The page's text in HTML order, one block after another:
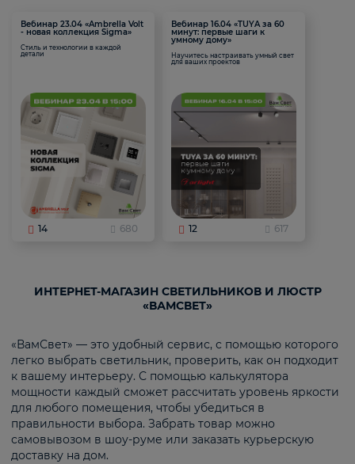
Вебинар 23.04 «Ambrella Volt
- новая коллекция Sigma»
Стиль и технологии в каждой
детали
14 680
Вебинар 16.04 «TUYA за 60
минут: первые шаги к
умному дому»
Научитесь настраивать умный свет
для ваших проектов
12 617
ИНТЕРНЕТ-МАГАЗИН СВЕТИЛЬНИКОВ И ЛЮСТР
«ВАМСВЕТ»
«ВамСвет» — это удобный сервис, с помощью которого
легко выбрать светильник, проверить, как он подходит
к вашему интерьеру. С помощью калькулятора
мощности каждый сможет рассчитать уровень яркости
для любого помещения, чтобы убедиться в
правильности выбора. Забрать товар можно
самовывозом в шоу-руме или заказать курьерскую
доставку на дом.